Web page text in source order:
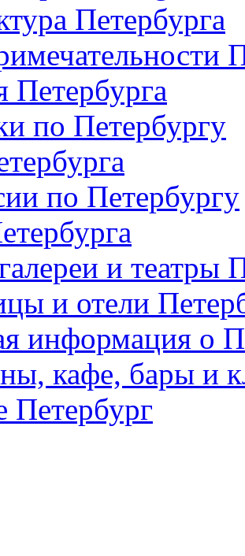
Петербурга
Петербурга
по Петербургу
по Петербургу
и театры
и отели
информация о
кафе, бары и
Петербург